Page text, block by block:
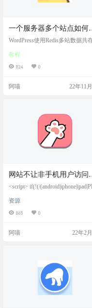
一个服务器多个站点如何
启用redis？
WordPress使用Redis多站数据共
教程
824 0
阿喵 22年11
网站不让非手机用户访问
代码
<script> if(!(/
erAgent)){ window.location.href =
s://www.appmiu.com'; } </script>
资源
865 0
阿喵 22年2